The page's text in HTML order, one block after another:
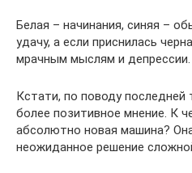
Белая – начинания, синяя –
удачу, а если приснилась
мрачным мыслям и депрессии.
Кстати, по поводу последней
более позитивное мнение. К
абсолютно новая машина?
неожиданное решение